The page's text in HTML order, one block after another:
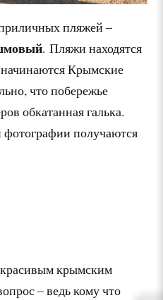
пляжей –
. Пляжи находятся
Крымские
что побережье
обкатанная галька.
получаются
крымским
– ведь кому что